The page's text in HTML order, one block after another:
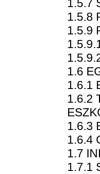
1.5.7
1.5.8
1.5.9
1.6
1.6.1
1.6.2
1.6.3
1.6.4
1.7
1.7.1